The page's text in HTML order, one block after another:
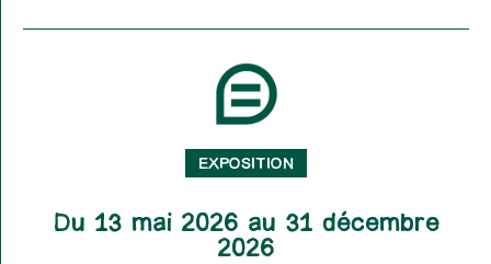
EXPOSITION
Du 13 mai 2026 au 31 décembre
2026